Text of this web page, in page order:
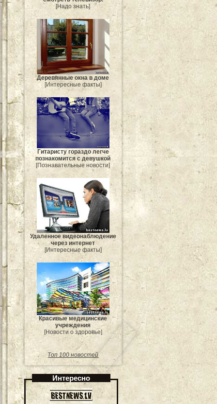
[Надо знать]
Деревянные окна в доме
[Интересные факты]
Гитаристу гораздо легче
познакомится с девушкой
[Познавательные новости]
Удаленное видеонаблюдение
через интернет
[Интересные факты]
Красивые медицинские
учреждения
[Новости о здоровье]
Топ 100 новостей
Интересно